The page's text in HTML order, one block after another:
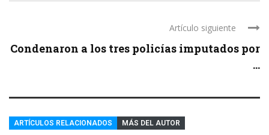
Artículo siguiente
Condenaron a los tres policías imputados por
...
ARTÍCULOS RELACIONADOS MÁS DEL AUTOR